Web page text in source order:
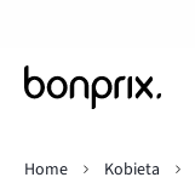
Home
Kobieta